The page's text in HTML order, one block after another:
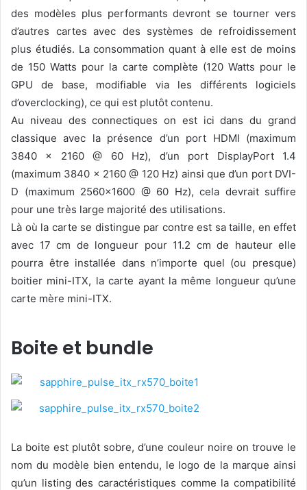
des modèles plus performants devront se tourner vers
d’autres cartes avec des systèmes de refroidissement
plus étudiés. La consommation quant à elle est de moins
de 150 Watts pour la carte complète (120 Watts pour le
GPU de base, modifiable via les différents logiciels
d’overclocking), ce qui est plutôt contenu.
Au niveau des connectiques on est ici dans du grand
classique avec la présence d’un port HDMI (maximum
3840 x 2160 @ 60 Hz), d’un port DisplayPort 1.4
(maximum 3840 x 2160 @ 120 Hz) ainsi que d’un port DVI-
D (maximum 2560×1600 @ 60 Hz), cela devrait suffire
pour une très large majorité des utilisations.
Là où la carte se distingue par contre est sa taille, en effet
avec 17 cm de longueur pour 11.2 cm de hauteur elle
pourra être installée dans n’importe quel (ou presque)
boitier mini-ITX, la carte ayant la même longueur qu’une
carte mère mini-ITX.
Boite et bundle
La boite est plutôt sobre, d’une couleur noire on trouve le
nom du modèle bien entendu, le logo de la marque ainsi
qu’un listing des caractéristiques comme la compatibilité